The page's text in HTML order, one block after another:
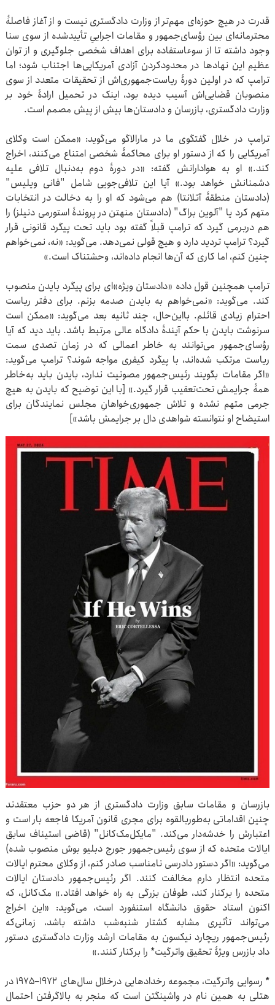
قدرت در هیچ حوزه‌ای مهم‌تر از وزارت دادگستری نیست و از آغاز فاصلۀ
محترمانه‌ای بین رؤسای‌جمهور و مقامات اجراییِ تأیید‌شده از سوی سنا
وجود داشته تا از سوء‍استفاده برای اهداف شخصی جلوگیری و از توان
عظیم این نهادها در محدودکردن آزادی آمریکایی‌ها اجتناب شود؛ اما
ترامپ که در اولین دورۀ ریاست‌جمهوری‌اش از تحقیقات متعدد از سوی
منصوبان قضایی‌اش آسیب دیده بود، اینک در تحمیل ارادۀ خود بر
وزارت دادگستری، بازرسان و دادستان‌ها بیش از پیش مصمم است.
ترامپ در خلال گفتگوی ما در مارالاگو می‌گوید: «ممکن است وکلای
آمریکایی را که از دستور او برای محاکمۀ شخصی امتناع می‌کنند، اخراج
کند.» او به هوادارانش گفته: «در دورۀ دوم به‌دنبال تلافی علیه
دشمنانش خواهد بود.» آیا این تلافی‌جویی شامل "فانی ویلیس"
(دادستان منطقۀ آتلانتا) هم می‌شود که او را به دخالت در انتخابات
متهم کرد یا "آلوین براگ" (دادستان منهتن در پروندۀ استورمی دنیلز) را
هم دربرمی گیرد که ترامپ قبلاً گفته بود باید تحت پیگرد قانونی قرار
گیرد؟ ترامپ تردید دارد و هیچ قولی نمی‌دهد. می‌گوید: «نه، نمی‌خواهم
چنین کنم، اما کاری که آن‌ها انجام داده‌اند، وحشتناک است.»
ترامپ همچنین قول داده «دادستان ویژه»‌ای برای پیگرد بایدن منصوب
کند. می‌گوید: «نمی‌خواهم به بایدن صدمه بزنم. برای دفتر ریاست
احترام زیادی قائلم. بااین‌حال، چند ثانیه بعد می‌گوید: «ممکن است
سرنوشت بایدن با حکم آیندۀ دادگاه عالی مرتبط باشد. باید دید که آیا
رؤسای‌جمهور می‌توانند به خاطر اعمالی که در زمان تصدی سمت
ریاست مرتکب شده‌اند، با پیگرد کیفری مواجه شوند؟ ترامپ می‌گوید:
«اگر مقامات بگویند رئیس‌جمهور مصونیت ندارد، بایدن باید به‌خاطر
همۀ جرایمش تحت‌تعقیب قرار ‌گیرد.» [با این توضیح که بایدن به هیچ
جرمی متهم نشده و تلاش جمهوری‌خواهانِ مجلس نمایندگان برای
استیضاح او نتوانسته شواهدی دال بر جرایمش باشد»]
بازرسان و مقامات سابق وزارت دادگستری از هر دو حزب معتقدند
چنین اقداماتی به‌طوربالقوه برای مجری قانون آمریکا فاجعه بار است و
اعتبارش را خدشه‌دار می‌کند. "مایکل‌مک‌کانل" (قاضی استیناف سابق
ایالات متحده که از سوی رئیس‌جمهور جورج دبلیو بوش منصوب شده)
می‌گوید: «اگر دستور دادرسی نامناسب صادر کنم، از وکلای محترم ایالات
متحده انتظار دارم مخالفت کنند. اگر رئیس‌جمهور دادستان ایالات
متحده را برکنار کند، طوفان بزرگی به راه خواهد افتاد.» مک‌کانل، که
اکنون استاد حقوق دانشگاه استنفورد است، می‌گوید: «این اخراج
می‌تواند تأثیری مشابه کشتار شنبه‌شب داشته باشد، زمانی‌که
رئیس‌جمهور ریچارد نیکسون به مقامات ارشد وزارت دادگستری دستور
داد بازرس ویژۀ تحقیق واترگیت* را برکنار کنند.»
* رسوایی واترگیت، مجموعه رخدادهایی درخلال سال‌های ۱۹۷۲–۱۹۷۵ در
هتلی به همین نام در واشینگتن است که منجر به بالاگرفتن احتمال